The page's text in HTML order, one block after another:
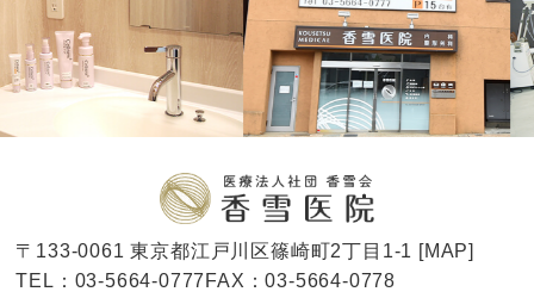
〒133-0061 東京都江戸川区篠崎町2丁目1-1 [MAP]
TEL：03-5664-0777FAX：03-5664-0778